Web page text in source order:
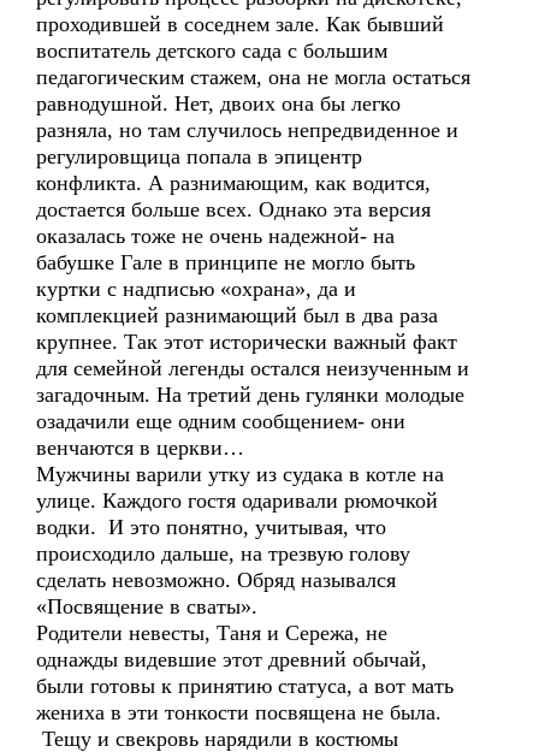
проходившей в соседнем зале. Как бывший
воспитатель детского сада с большим
педагогическим стажем, она не могла остаться
равнодушной. Нет, двоих она бы легко
разняла, но там случилось непредвиденное и
регулировщица попала в эпицентр
конфликта. А разнимающим, как водится,
достается больше всех. Однако эта версия
оказалась тоже не очень надежной- на
бабушке Гале в принципе не могло быть
куртки с надписью «охрана», да и
комплекцией разнимающий был в два раза
крупнее. Так этот исторически важный факт
для семейной легенды остался неизученным и
загадочным. На третий день гулянки молодые
озадачили еще одним сообщением- они
венчаются в церкви…
Мужчины варили утку из судака в котле на
улице. Каждого гостя одаривали рюмочкой
водки. И это понятно, учитывая, что
происходило дальше, на трезвую голову
сделать невозможно. Обряд назывался
«Посвящение в сваты».
Родители невесты, Таня и Сережа, не
однажды видевшие этот древний обычай,
были готовы к принятию статуса, а вот мать
жениха в эти тонкости посвящена не была.
Тещу и свекровь нарядили в костюмы